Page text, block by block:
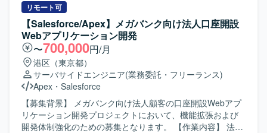
定しております。 【ポジションの魅力】 事業の中核である
アート取引領域において、CRM業務および基幹システムの
設計から関与していただけます。 経営層から現場部門、開
発チームまで横断的に関わりながら、DX推進に直接貢献で
きるポジションです。 CRMデータ基盤や業務プロセスの設
計を通じて、上流工程のスキルを高めることができます。
【開発環境】 Salesforceやkintoneなどのクラウド型CRMプ
ラットフォームを中心とした環境を想定しております。
守対応や問合せ対応を行っていただきます。 ・顧客との週
次定例ミーティングに参加し、方針のすり合わせや課題整
理、対応内容の説明を実施していただきます。 ・既存機能
の仕様に関する質疑応答や、標準機能および軽微なApex、
Visualforceを用いた機能改修を行っていただきます。 ・新
規機能について、対応方針の検討から設計・実装・受け入
れまで一連の対応を担当していただきます。 ・その他、関
連する開発要件についても状況に応じて対応していただき
ます。 【求める人物像】 ・顧客とのコミュニケーションを
通じて課題を整理し、自ら主体的に提案・推進していただ
ける方を求めております。 ・Salesforceに関する知識や経
リモート可
【Salesforce/Apex】メガバンク向け法人口座開設
Webアプリケーション開発
〜700,000円/月
港区（東京都）
サーバサイドエンジニア(業務委託・フリーランス)
Apex ・ Salesforce
【募集背景】 メガバンク向け法人顧客の口座開設Webアプ
リケーション開発プロジェクトにおいて、機能拡張および
開発体制強化のための募集となります。 【作業内容】 法人